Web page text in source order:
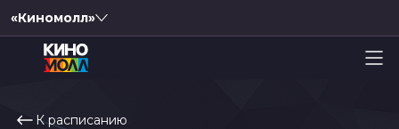
«Киномолл»
К расписанию